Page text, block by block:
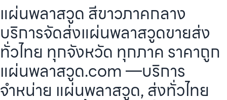
แผ่นพลาสวูด สีขาวภาคกลาง
บริการจัดส่งแผ่นพลาสวูดขายส่ง
ทั่วไทย ทุกจังหวัด ทุกภาค ราคาถูก
แผ่นพลาสวูด.com —บริการ
จำหน่าย แผ่นพลาสวูด, ส่งทั่วไทย